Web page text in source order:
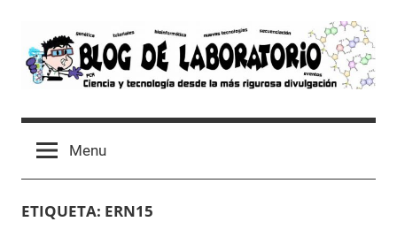
content
Blog
de
Laboratorio
Tutoriales,
Ocio
Menu
ETIQUETA: ERN15